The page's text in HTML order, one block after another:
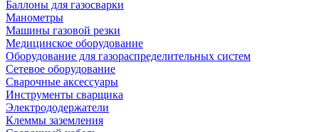
Баллоны для газосварки
Манометры
Машины газовой резки
Медицинское оборудование
Оборудование для газораспределительных систем
Сетевое оборудование
Сварочные аксессуары
Инструменты сварщика
Электрододержатели
Клеммы заземления